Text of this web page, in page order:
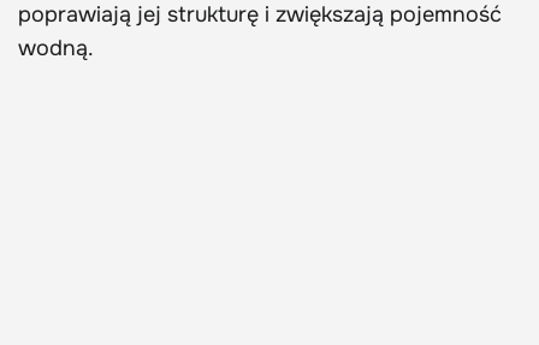
poprawiają jej strukturę i zwiększają pojemność
wodną.